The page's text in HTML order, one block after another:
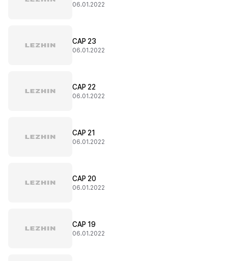
06.01.2022
CAP 23
06.01.2022
CAP 22
06.01.2022
CAP 21
06.01.2022
CAP 20
06.01.2022
CAP 19
06.01.2022